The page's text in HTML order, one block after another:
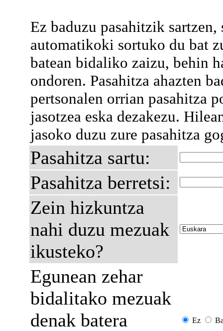
Ez baduzu pasahitzik sartzen,
automatikoki sortuko du bat
batean bidaliko zaizu, behin
ondoren. Pasahitza ahazten
pertsonalen orrian pasahitza
jasotzea eska dezakezu.
jasoko duzu zure pasahitza
Pasahitza sartu:
Pasahitza berretsi:
Zein hizkuntza
nahi duzu mezuak
ikusteko?
Egunean zehar
bidalitako mezuak
denak batera
Ez